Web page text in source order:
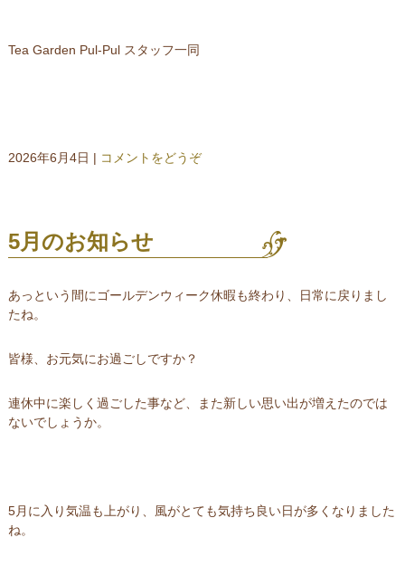
Tea Garden Pul-Pul スタッフ一同
2026年6月4日 | コメントをどうぞ
5月のお知らせ
あっという間にゴールデンウィーク休暇も終わり、日常に戻りまし
たね。
皆様、お元気にお過ごしですか？
連休中に楽しく過ごした事など、また新しい思い出が増えたのでは
ないでしょうか。
5月に入り気温も上がり、風がとても気持ち良い日が多くなりました
ね。